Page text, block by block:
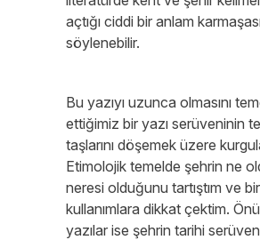
açtığı ciddi bir anlam
söylenebilir.
Bu yazıyı uzunca olmasını
ettiğimiz bir yazı serüveninin
taşlarını döşemek üzere
Etimolojik temelde şehrin ne
neresi olduğunu tartıştım ve
kullanımlara dikkat çektim.
yazılar ise şehrin tarihi